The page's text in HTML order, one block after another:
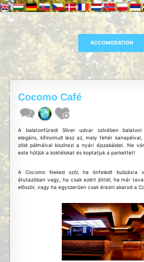
Cocomo Café
A balatonfüredi Silver udvar szívében balatoni
elegáns, kifinomult lesz az, mely fehér kanapéival,
zöld pálmáival kiszínezi a nyári éjszakáidat. Ne
este hűtjük a koktélokat és koptatjuk a parkettet!
A Cocomo Neked szól, ha önfeledt bulizásra
átutazóban vagy, ha csak ezért jöttél, ha már
először, vagy ha egyszerűen csak érezni akarod a